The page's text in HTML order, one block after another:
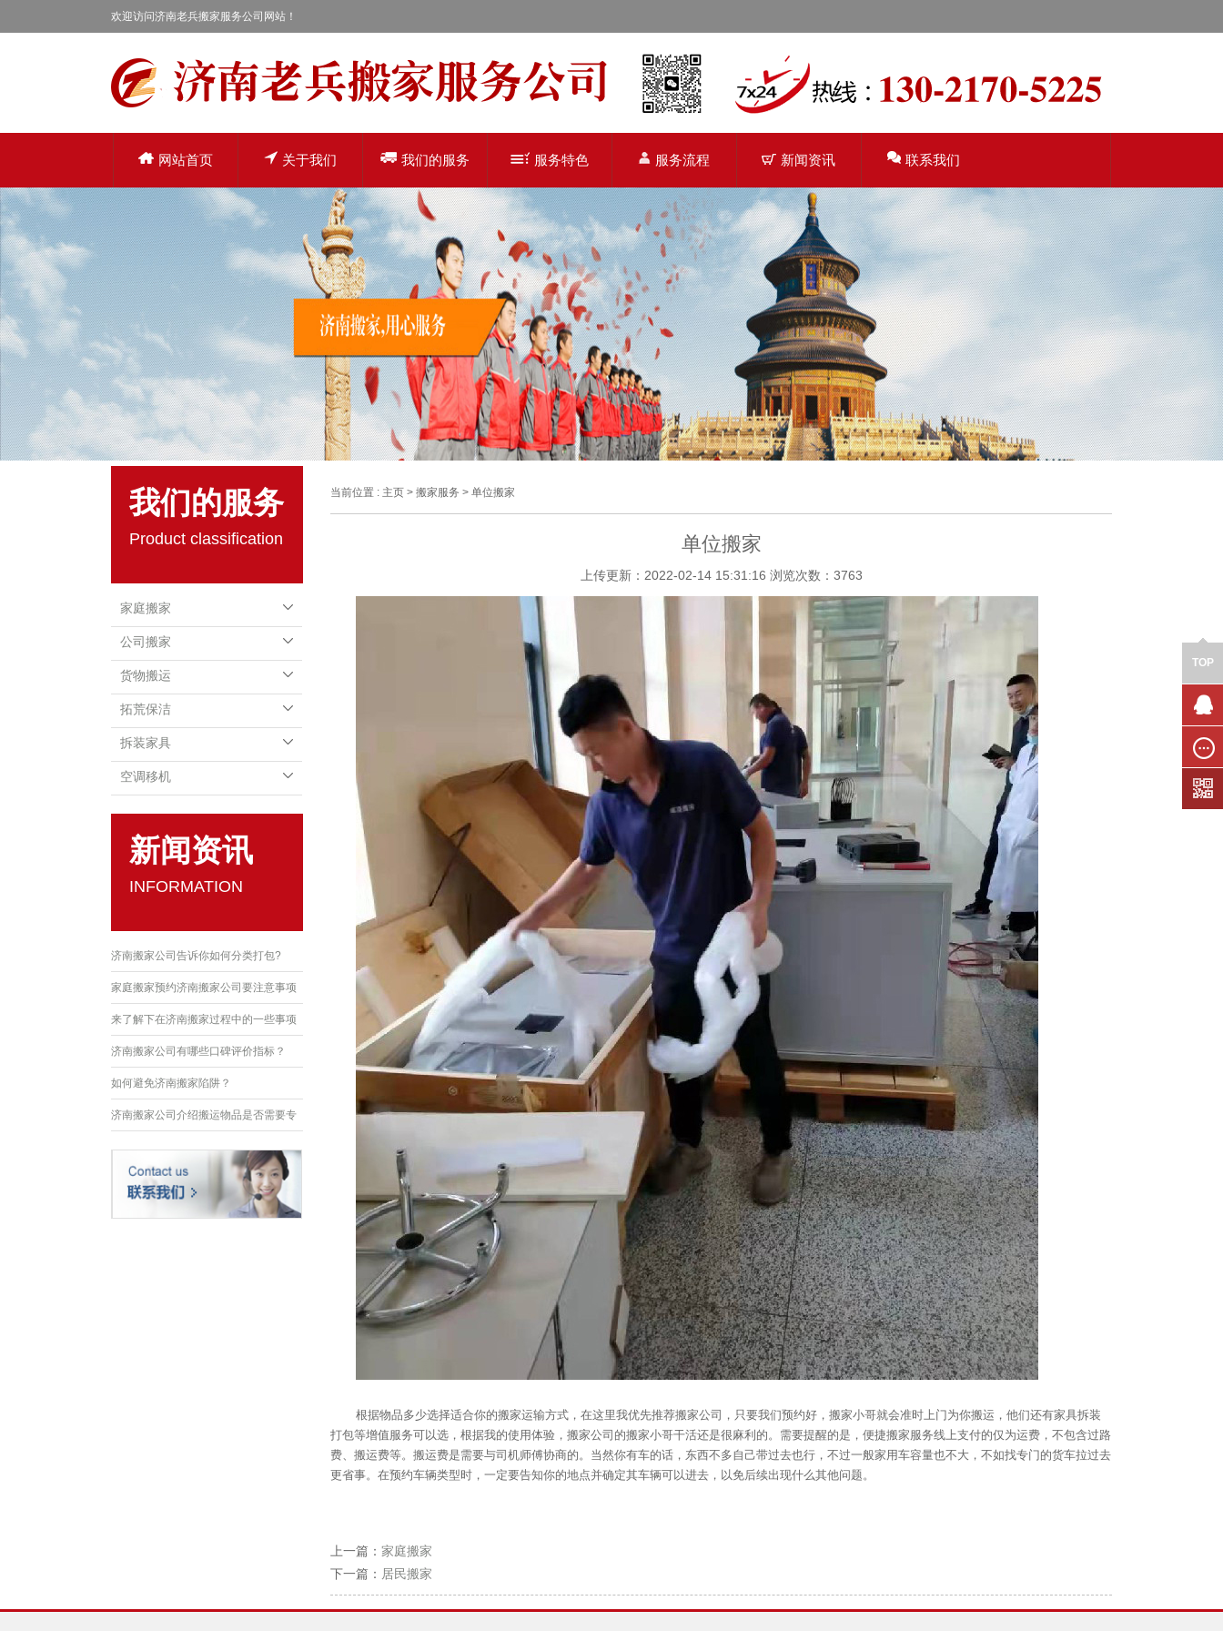
欢迎访问济南老兵搬家服务公司网站！
网站首页 关于我们 我们的服务 服务特色 服务流程 新闻资讯 联系我们
我们的服务
Product classification
家庭搬家
公司搬家
货物搬运
拓荒保洁
拆装家具
空调移机
新闻资讯
INFORMATION
济南搬家公司告诉你如何分类打包?
家庭搬家预约济南搬家公司要注意事项
来了解下在济南搬家过程中的一些事项
济南搬家公司有哪些口碑评价指标？
如何避免济南搬家陷阱？
济南搬家公司介绍搬运物品是否需要专
当前位置 : 主页 > 搬家服务 > 单位搬家
单位搬家
上传更新：2022-02-14 15:31:16 浏览次数：3763
根据物品多少选择适合你的搬家运输方式，在这里我优先推荐搬家公司，只要我们预约好，搬家小哥就会准时上门为你搬运，他们还有家具拆装
打包等增值服务可以选，根据我的使用体验，搬家公司的搬家小哥干活还是很麻利的。需要提醒的是，便捷搬家服务线上支付的仅为运费，不包含过路
费、搬运费等。搬运费是需要与司机师傅协商的。当然你有车的话，东西不多自己带过去也行，不过一般家用车容量也不大，不如找专门的货车拉过去
更省事。在预约车辆类型时，一定要告知你的地点并确定其车辆可以进去，以免后续出现什么其他问题。
上一篇： 家庭搬家
下一篇： 居民搬家
TOP
联系我
在线留